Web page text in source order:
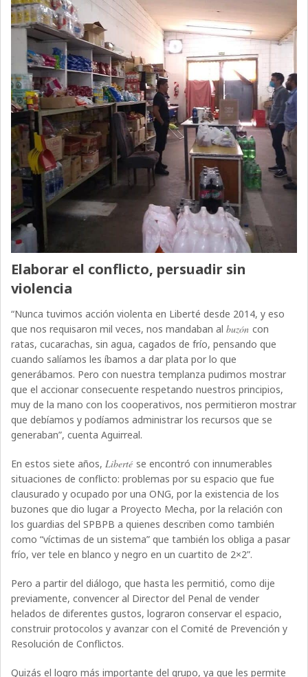
Elaborar el conflicto, persuadir sin
violencia
“Nunca tuvimos acción violenta en Liberté desde 2014, y eso
que nos requisaron mil veces, nos mandaban albuzóncon
ratas, cucarachas, sin agua, cagados de frío, pensando que
cuando salíamos les íbamos a dar plata por lo que
generábamos. Pero con nuestra templanza pudimos mostrar
que el accionar consecuente respetando nuestros principios,
muy de la mano con los cooperativos, nos permitieron mostrar
que debíamos y podíamos administrar los recursos que se
generaban”, cuenta Aguirreal.
En estos siete años,Libertése encontró con innumerables
situaciones de conflicto: problemas por su espacio que fue
clausurado y ocupado por una ONG, por la existencia de los
buzones que dio lugar a Proyecto Mecha, por la relación con
los guardias del SPBPB a quienes describen como también
como “víctimas de un sistema” que también los obliga a pasar
frío, ver tele en blanco y negro en un cuartito de 2×2”.
Pero a partir del diálogo, que hasta les permitió, como dije
previamente, convencer al Director del Penal de vender
helados de diferentes gustos, lograron conservar el espacio,
construir protocolos y avanzar con el Comité de Prevención y
Resolución de Conflictos.
Quizás el logro más importante del grupo, ya que les permite